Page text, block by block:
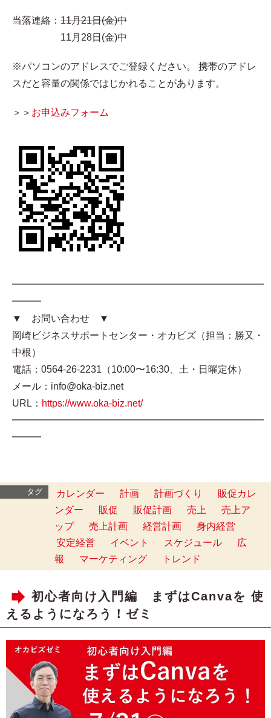
当落連絡： 11月21日(金)中
11月28日(金)中
※パソコンのアドレスでご登録ください。 携帯のアドレ
スだと容量の関係ではじかれることがあります。
＞＞ お申込みフォーム​
━━━━━━━━━━━━━━━━━━━━━━━━━━
━━━
▼ お問い合わせ ▼
岡崎ビジネスサポートセンター・オカビズ（担当：勝又・
中根）
電話：0564-26-2231（10:00〜16:30、土・日曜定休）
メール：info@oka-biz.net
URL： https://www.oka-biz.net/
━━━━━━━━━━━━━━━━━━━━━━━━━━
━━━
タグ カレンダー 計画 計画づくり
販促カレ
ンダー
販促 販促計画 売上
売上ア
ップ
売上計画 経営計画
身内経営
安定経営
イベント スケジュール
広
報
マーケティング トレンド
初心者向け入門編 まずはCanvaを 使
えるようになろう！ゼミ